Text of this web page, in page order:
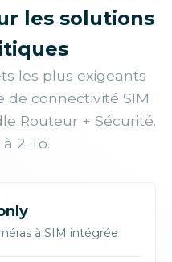
définition transmis
avec APN privé
images
les solutions
les plus exigeants
de connectivité SIM
Routeur + Sécurité.
2 To.
à SIM intégrée